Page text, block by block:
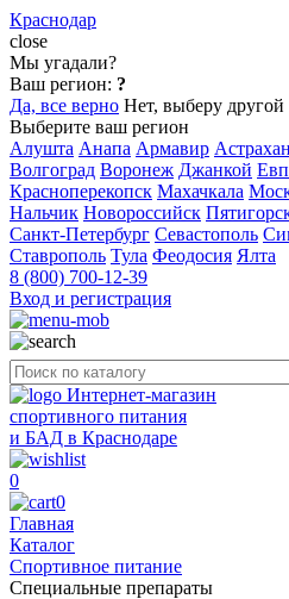
Краснодар
close
Мы угадали?
Ваш регион: ?
Да, все верно Нет, выберу другой
Выберите ваш регион
Алушта Анапа Армавир
Волгоград Воронеж Джанкой
Красноперекопск Махачкала
Нальчик Новороссийск
Санкт-Петербург Севастополь
Ставрополь Тула Феодосия Ялта
8 (800) 700-12-39
Вход и регистрация
Интернет-магазин
спортивного питания
и БАД в Краснодаре
0
0
Главная
Каталог
Спортивное питание
Специальные препараты